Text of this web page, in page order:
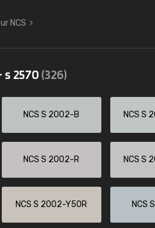
NCS
s 2570(326)
NCS S 2002-B NCS S
NCS S 2002-R NCS S
NCS S 2002-Y50R NCS